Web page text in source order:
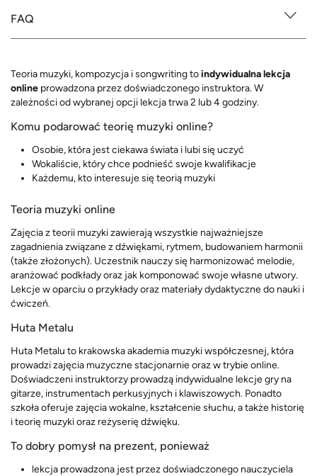
FAQ
Teoria muzyki, kompozycja i songwriting toindywidualna lekcja
online prowadzona przez doświadczonego instruktora. W
zależności od wybranej opcji lekcja trwa 2 lub 4 godziny.
Komu podarować teorię muzyki online?
Osobie, która jest ciekawa świata i lubi się uczyć
Wokaliście, który chce podnieść swoje kwalifikacje
Każdemu, kto interesuje się teorią muzyki
Teoria muzyki online
Zajęcia z teorii muzyki zawierają wszystkie najważniejsze
zagadnienia związane z dźwiękami, rytmem, budowaniem harmonii
(także złożonych). Uczestnik nauczy się harmonizować melodie,
aranżować podkłady oraz jak komponować swoje własne utwory.
Lekcje w oparciu o przykłady oraz materiały dydaktyczne do nauki i
ćwiczeń.
Huta Metalu
Huta Metalu to krakowska akademia muzyki współczesnej, która
prowadzi zajęcia muzyczne stacjonarnie oraz w trybie online.
Doświadczeni instruktorzy prowadzą indywidualne lekcje gry na
gitarze, instrumentach perkusyjnych i klawiszowych. Ponadto
szkoła oferuje zajęcia wokalne, kształcenie słuchu, a także historię
i teorię muzyki oraz reżyserię dźwięku.
To dobry pomysł na prezent, ponieważ
lekcja prowadzona jest przez doświadczonego nauczyciela